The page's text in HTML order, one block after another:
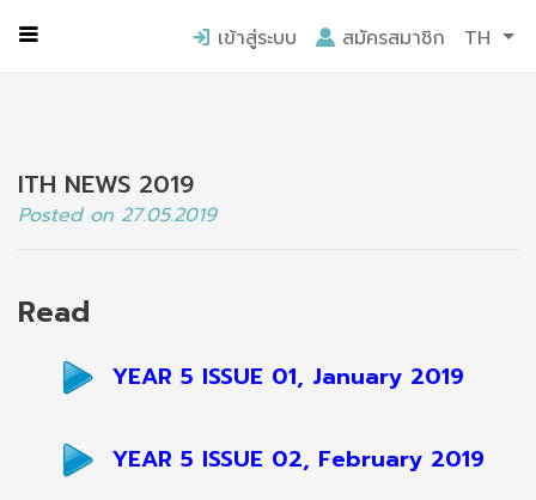
เข้าสู่ระบบ สมัครสมาชิก TH
หน้าแรก ข่าว ITH ITH NEWS 2019
ITH NEWS 2019
Posted on 27.05.2019
Read
YEAR 5 ISSUE 01, January 2019
YEAR 5 ISSUE 02, February 2019